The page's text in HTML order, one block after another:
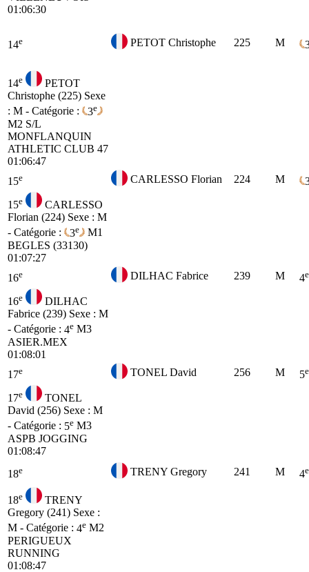
01:06:30
14e PETOT Christophe 225 M
14e
PETOT
Christophe (225) Sexe
: M - Catégorie :
3e
M2 S/L
MONFLANQUIN
ATHLETIC CLUB 47
01:06:47
15e CARLESSO Florian 224 M
15e
CARLESSO
Florian (224) Sexe : M
- Catégorie :
3e
M1
BEGLES (33130)
01:07:27
16e DILHAC Fabrice 239 M 4e
16e
DILHAC
Fabrice (239) Sexe : M
- Catégorie : 4e M3
ASIER.MEX
01:08:01
17e TONEL David 256 M 5e
17e
TONEL
David (256) Sexe : M
- Catégorie : 5e M3
ASPB JOGGING
01:08:47
18e TRENY Gregory 241 M 4e
18e
TRENY
Gregory (241) Sexe :
M - Catégorie : 4e M2
PERIGUEUX
RUNNING
01:08:47